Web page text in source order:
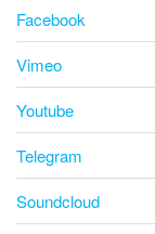
Facebook
Vimeo
Youtube
Telegram
Soundcloud